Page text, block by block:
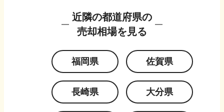
近隣の都道府県の
売却相場を見る
福岡県 佐賀県
長崎県 大分県